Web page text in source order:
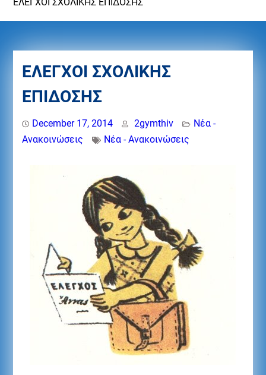
ΕΛΕΓΧΟΙ ΣΧΟΛΙΚΗΣ
ΕΠΙΔΟΣΗΣ
December 17, 2014 2gymthiv
Νέα -
Ανακοινώσεις
Νέα - Ανακοινώσεις